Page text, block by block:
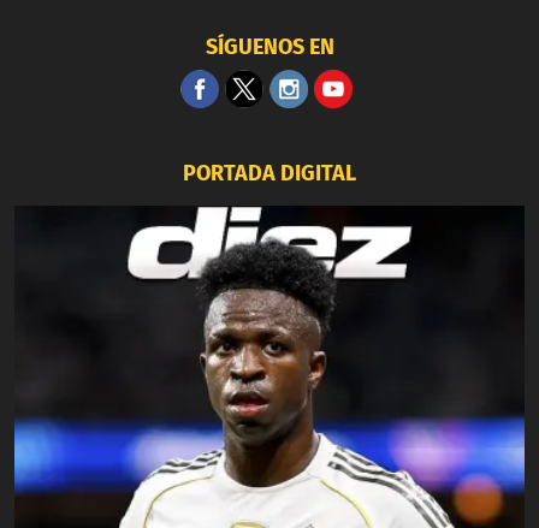
SÍGUENOS EN
PORTADA DIGITAL